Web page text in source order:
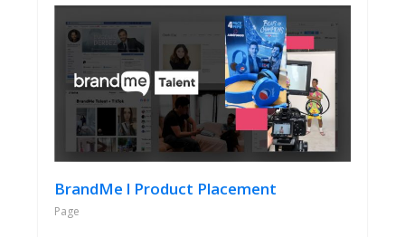
BrandMe l Product Placement
Page